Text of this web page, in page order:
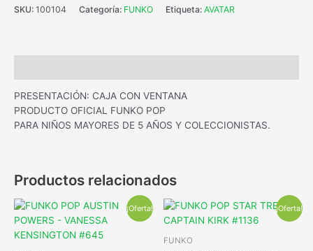
SKU: 100104 Categoría: FUNKO Etiqueta: AVATAR
PRESENTACIÓN: CAJA CON VENTANA
PRODUCTO OFICIAL FUNKO POP
PARA NIÑOS MAYORES DE 5 AÑOS Y COLECCIONISTAS.
Productos relacionados
¡Oferta! ¡Oferta!
FUNKO